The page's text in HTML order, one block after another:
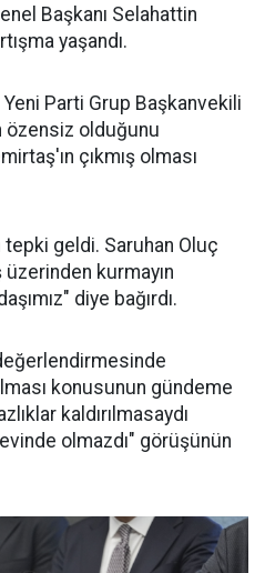
Başkanı Selahattin
yaşandı.
Yeni Parti Grup Başkanvekili
özensiz olduğunu
çıkmış olması
geldi. Saruhan Oluç
kurmayın
diye bağırdı.
konusunun gündeme
kaldırılmasaydı
olmazdı" görüşünün